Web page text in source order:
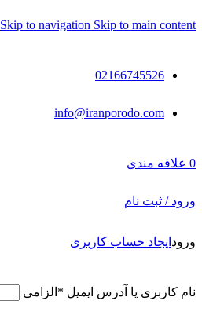
Skip to navigation Skip to main content
02166745526
info@iranporodo.com
0 علاقه مندی
ورود / ثبت نام
ورود ایجاد حساب کاربری
نام کاربری یا آدرس ایمیل * الزامی